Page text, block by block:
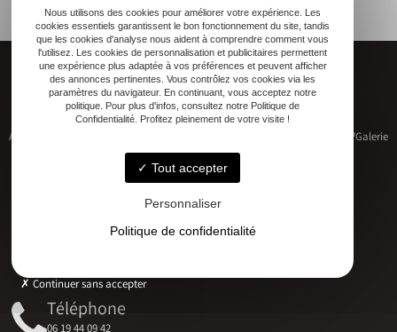
Accueil Qui sommes-nous ?Galerie
Contact
Téléphone
Nous utilisons des cookies pour améliorer votre expérience. Les
cookies essentiels garantissent le bon fonctionnement du site, tandis
que les cookies d'analyse nous aident à comprendre comment vous
l'utilisez. Les cookies de personnalisation et publicitaires permettent
une expérience plus adaptée à vos préférences et peuvent afficher
des annonces pertinentes. Vous contrôlez vos cookies via les
paramètres du navigateur. En continuant, vous acceptez notre
politique. Pour plus d'infos, consultez notre Politique de
Confidentialité. Profitez pleinement de votre visite !
Tout accepter
Personnaliser
Politique de confidentialité
Continuer sans accepter